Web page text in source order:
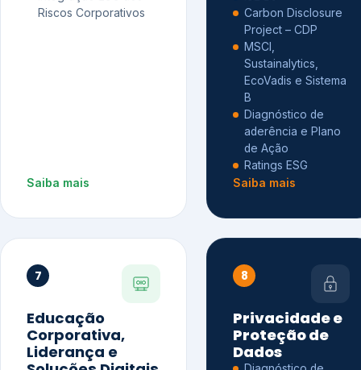
Riscos Corporativos
Saiba mais
Carbon Disclosure
Project – CDP
MSCI,
Sustainalytics,
EcoVadis e Sistema
B
Diagnóstico de
aderência e Plano
de Ação
Ratings ESG
Saiba mais
7
Educação
Corporativa,
Liderança e
8
Privacidade e
Proteção de
Dados